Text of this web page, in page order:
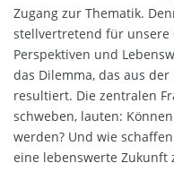
Zugang zur Thematik.
stellvertretend für unsere
Perspektiven und
das Dilemma, das aus
resultiert. Die zentralen
schweben, lauten:
werden? Und wie
eine lebenswerte Zukunft